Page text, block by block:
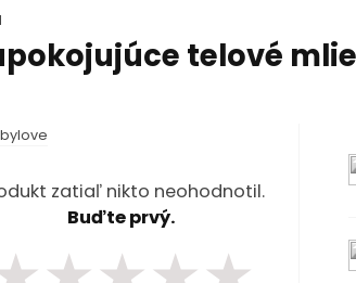
telové
zatiaľ nikto neohodnotil.
Buďte prvý.